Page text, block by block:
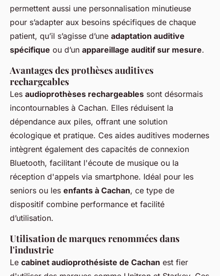
permettent aussi une personnalisation minutieuse
pour s’adapter aux besoins spécifiques de chaque
patient, qu’il s’agisse d’une adaptation auditive
spécifique ou d’un appareillage auditif sur mesure.
Avantages des prothèses auditives
rechargeables
Les audioprothèses rechargeables sont désormais
incontournables à Cachan. Elles réduisent la
dépendance aux piles, offrant une solution
écologique et pratique. Ces aides auditives modernes
intègrent également des capacités de connexion
Bluetooth, facilitant l'écoute de musique ou la
réception d'appels via smartphone. Idéal pour les
seniors ou les enfants à Cachan, ce type de
dispositif combine performance et facilité
d’utilisation.
Utilisation de marques renommées dans
l'industrie
Le cabinet audioprothésiste de Cachan est fier